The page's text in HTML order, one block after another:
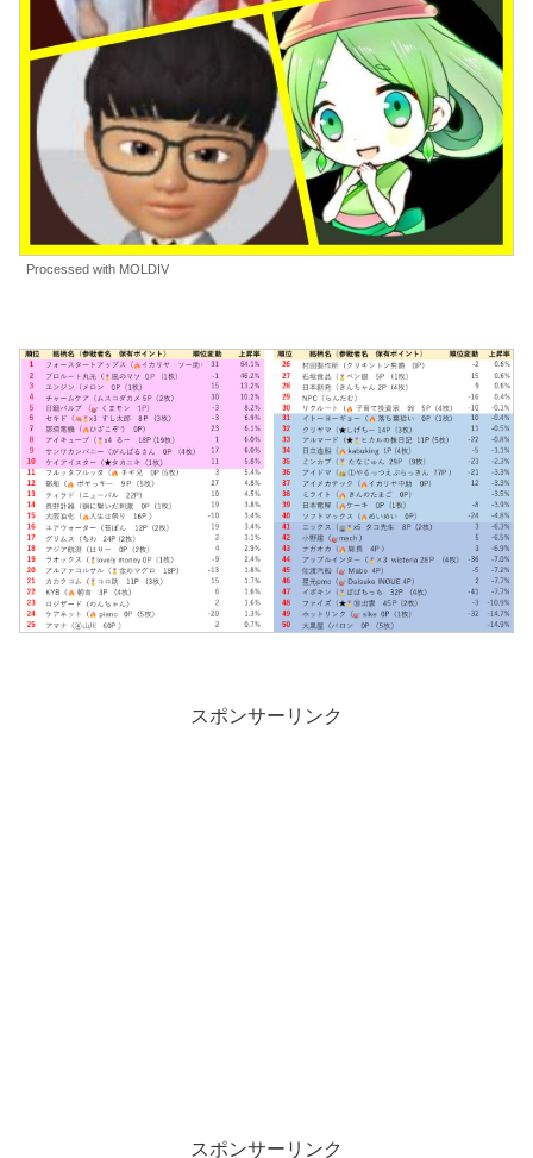
Processed with MOLDIV
スポンサーリンク
スポンサーリンク